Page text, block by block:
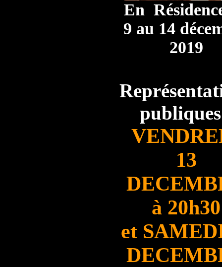
En
9 au 14
2019
13
à 20h30
et